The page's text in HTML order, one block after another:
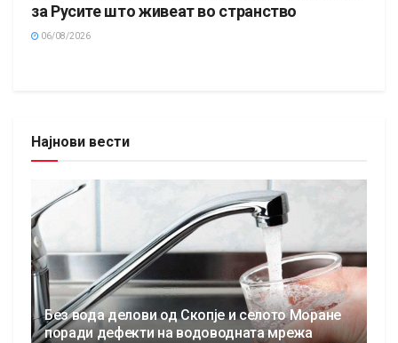
за Русите што живеат во странство
06/08/2026
Најнови вести
Без вода делови од Скопје и селото Моране
поради дефекти на водоводната мрежа